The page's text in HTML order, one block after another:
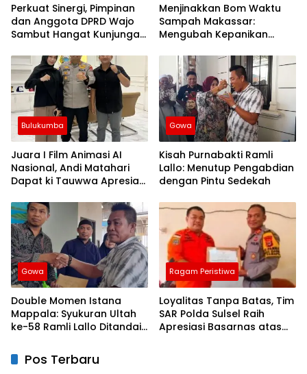
Perkuat Sinergi, Pimpinan
dan Anggota DPRD Wajo
Sambut Hangat Kunjungan
yang Baru
Menjinakkan Bom Waktu
Sampah Makassar:
Mengubah Kepanikan
Berbasis RT
Bulukumba
Juara I Film Animasi AI
Nasional, Andi Matahari
Dapat ki Tauwwa Apresiasi
Gowa
Kisah Purnabakti Ramli
Lallo: Menutup Pengabdian
dengan Pintu Sedekah
Gowa
Double Momen Istana
Mappala: Syukuran Ultah
ke-58 Ramli Lallo Ditandai
Ibadah
Ragam Peristiwa
Loyalitas Tanpa Batas, Tim
SAR Polda Sulsel Raih
Apresiasi Basarnas atas
Pos Terbaru